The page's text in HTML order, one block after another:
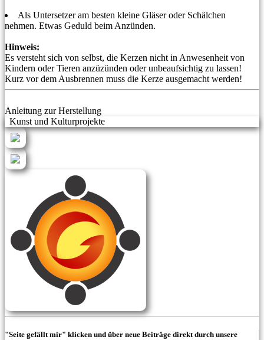
Als Untersetzer am besten kleine Gläser oder Schälchen
nehmen. Etwas Geduld beim Anzünden.
Hinweis:
Es versteht sich von selbst, die Kerzen nicht in Anwesenheit von
Kindern oder Tieren anzüzünden oder unbeaufsichtig zu lassen!
Kurz vor dem Ausbrennen muss die Kerze ausgemacht werden!
Anleitung zur Herstellung
Kunst und Kulturprojekte
"Seite gefällt mir" klicken und über neue Beiträge direkt durch unsere